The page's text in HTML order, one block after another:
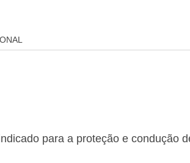
para a proteção e condução